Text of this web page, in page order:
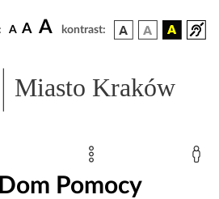
A A A kontrast:
Miasto Kraków
Pomocy